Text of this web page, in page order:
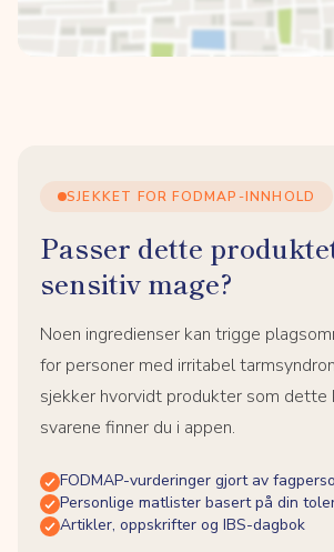
SJEKKET FOR FODMAP-INNHOLD
Passer dette
sensitiv mage?
Noen ingredienser kan trigge
for personer med irritabel
sjekker hvorvidt produkter som dette
svarene finner du i appen.
FODMAP-vurderinger gjort av
Personlige matlister basert på din
Artikler, oppskrifter og IBS-dagbok